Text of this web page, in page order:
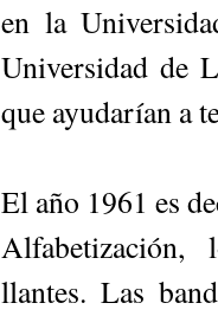
en la
Universidad de
que ayudarían a
El año 1961 es
llantes. Las